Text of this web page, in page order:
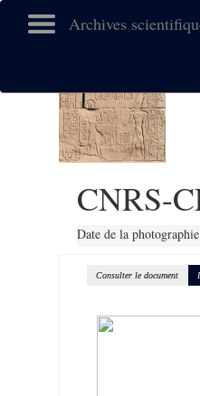
Archives
CNRS-
Date de la
Consulter le document